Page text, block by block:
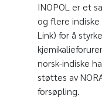
INOPOL er et
og flere indiske
Link) for å
norsk-indiske
støttes av
forsøpling.